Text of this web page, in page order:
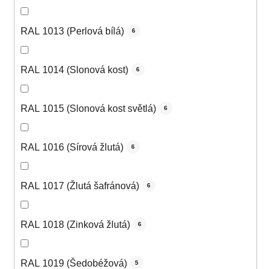
RAL 1013 (Perlová bílá) 6
RAL 1014 (Slonová kost) 6
RAL 1015 (Slonová kost světlá) 6
RAL 1016 (Sírová žlutá) 6
RAL 1017 (Žlutá šafránová) 6
RAL 1018 (Zinková žlutá) 6
RAL 1019 (Šedobéžová) 5